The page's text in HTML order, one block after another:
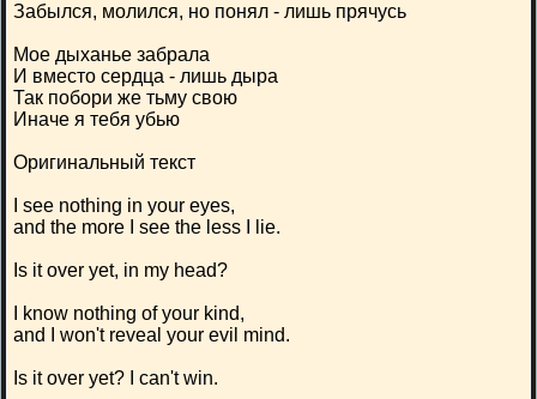
Забылся, молился, но понял - лишь прячусь
Мое дыханье забрала
И вместо сердца - лишь дыра
Так побори же тьму свою
Иначе я тебя убью
Оригинальный текст
I see nothing in your eyes,
and the more I see the less I lie.
Is it over yet, in my head?
I know nothing of your kind,
and I won't reveal your evil mind.
Is it over yet? I can't win.